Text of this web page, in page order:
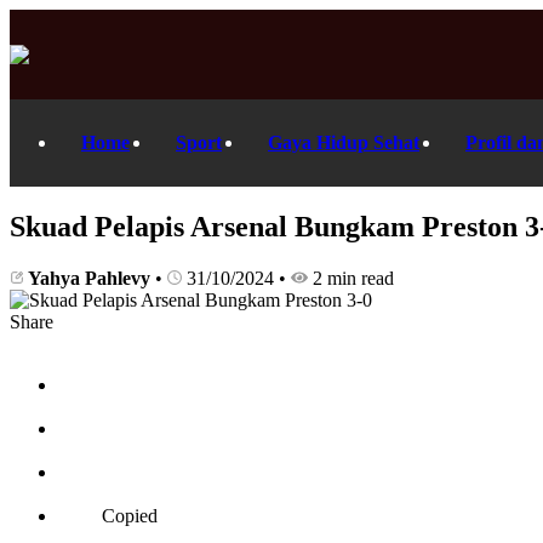
Home Sport Gaya Hidup Sehat Profil
Skuad Pelapis Arsenal Bungkam Preston
Yahya Pahlevy • 31/10/2024 • 2 min read
Share
Copied